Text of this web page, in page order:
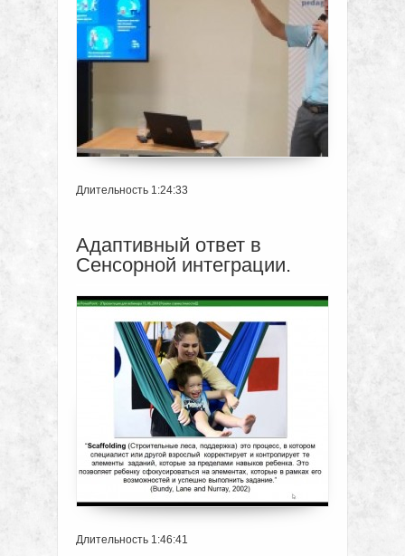
Длительность 1:24:33
Адаптивный ответ в
Сенсорной интеграции.
Длительность 1:46:41